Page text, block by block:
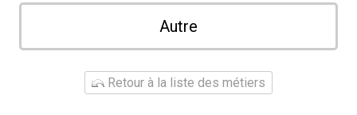
Autre
Retour à la liste des métiers